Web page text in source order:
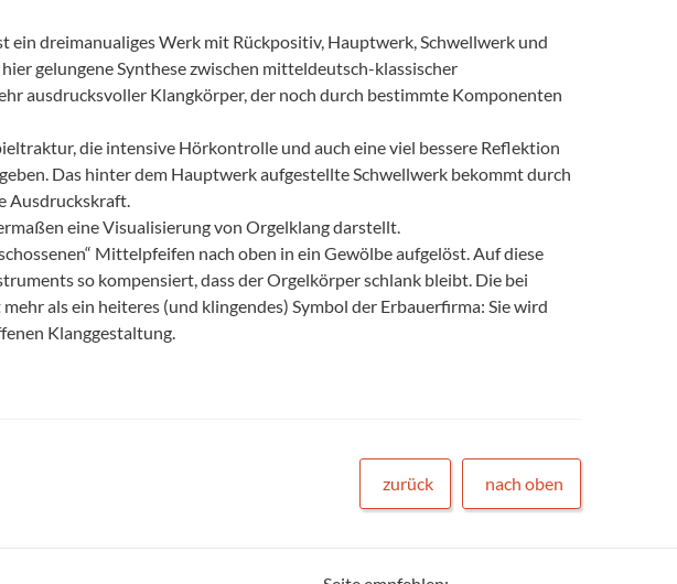
dreimanualiges Werk mit Rückpositiv, Hauptwerk, Schwellwerk und
gelungene Synthese zwischen mitteldeutsch-klassischer
ausdrucksvoller Klangkörper, der noch durch bestimmte Komponenten
die intensive Hörkontrolle und auch eine viel bessere Reflektion
Das hinter dem Hauptwerk aufgestellte Schwellwerk bekommt durch
Ausdruckskraft.
eine Visualisierung von Orgelklang darstellt.
Mittelpfeifen nach oben in ein Gewölbe aufgelöst. Auf diese
so kompensiert, dass der Orgelkörper schlank bleibt. Die bei
als ein heiteres (und klingendes) Symbol der Erbauerfirma: Sie wird
Klanggestaltung.
zurück nach oben